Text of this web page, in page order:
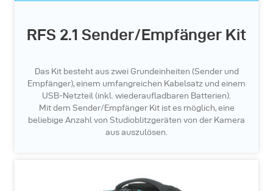
RFS 2.1 Sender/Empfänger Kit
Das Kit besteht aus zwei Grundeinheiten (Sender und
Empfänger), einem umfangreichen Kabelsatz und einem
USB-Netzteil (inkl. wiederaufladbaren Batterien).
Mit dem Sender/Empfänger Kit ist es möglich, eine
beliebige Anzahl von Studioblitzgeräten von der Kamera
aus auszulösen.